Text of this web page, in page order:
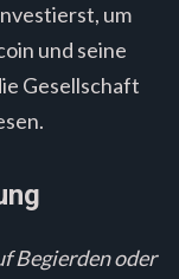
um
und seine
Gesellschaft
Begierden oder